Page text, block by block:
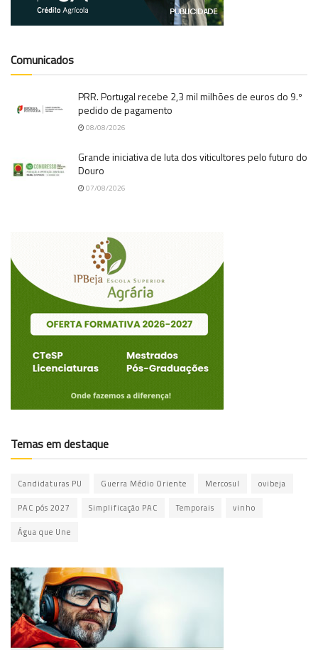
Comunicados
PRR. Portugal recebe 2,3 mil milhões de euros do 9.º
pedido de pagamento
08/08/2026
Grande iniciativa de luta dos viticultores pelo futuro do
Douro
07/08/2026
Temas em destaque
Candidaturas PU Guerra Médio Oriente Mercosul ovibeja
PAC pós 2027 Simplificação PAC Temporais vinho
Água que Une